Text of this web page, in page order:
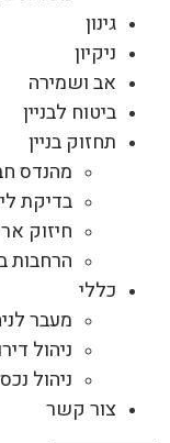
גינון
ניקיון
אב ושמירה
ביטוח לבניין
תחזוק בניין
מהנדס
בדיקת
חיזוק
הרחבות
כללי
מעבר
ניהול
ניהול
צור קשר